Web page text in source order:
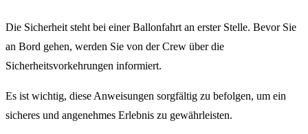
Die Sicherheit steht bei einer Ballonfahrt an erster Stelle. Bevor Sie
an Bord gehen, werden Sie von der Crew über die
Sicherheitsvorkehrungen informiert.
Es ist wichtig, diese Anweisungen sorgfältig zu befolgen, um ein
sicheres und angenehmes Erlebnis zu gewährleisten.